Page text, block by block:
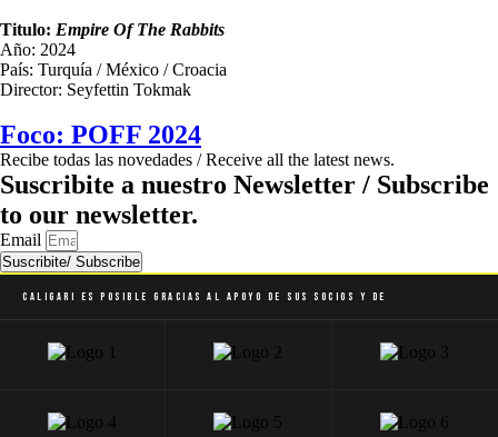
Titulo: Empire Of The Rabbits
Año: 2024
País: Turquía / México / Croacia
Director: Seyfettin Tokmak
Foco: POFF 2024
Recibe todas las novedades / Receive all the latest news.
Suscribite a nuestro Newsletter / Subscribe
to our newsletter.
Email
Suscribite/ Subscribe
Caligari es posible gracias al apoyo de sus socios y de